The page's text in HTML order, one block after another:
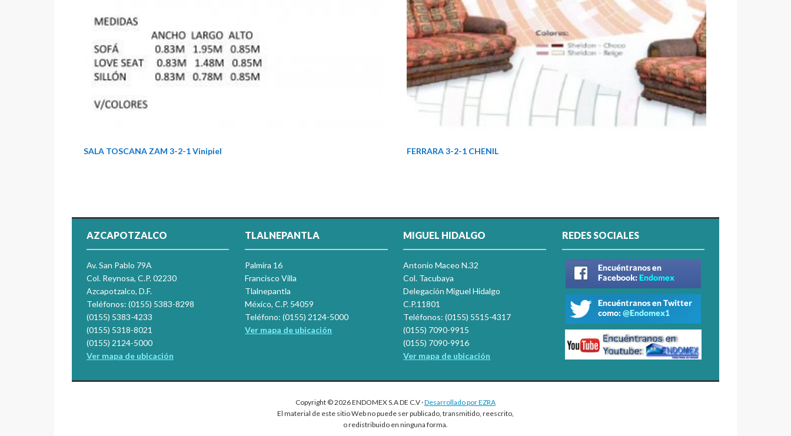
SALA TOSCANA ZAM 3-2-1 Vinipiel FERRARA 3-2-1 CHENIL
AZCAPOTZALCO
Av. San Pablo 79A
Col. Reynosa, C.P. 02230
Azcapotzalco, D.F.
Teléfonos: (0155) 5383-8298
(0155) 5383-4233
(0155) 5318-8021
(0155) 2124-5000
Ver mapa de ubicación
TLALNEPANTLA
Palmira 16
Francisco Villa
Tlalnepantla
México, C.P. 54059
Teléfono: (0155) 2124-5000
Ver mapa de ubicación
MIGUEL HIDALGO
Antonio Maceo N.32
Col. Tacubaya
Delegación Miguel Hidalgo
C.P.11801
Teléfonos: (0155) 5515-4317
(0155) 7090-9915
(0155) 7090-9916
Ver mapa de ubicación
REDES SOCIALES
Copyright © 2026 ENDOMEX S.A DE C.V ·Desarrollado por EZRA
El material de este sitio Web no puede ser publicado, transmitido, reescrito,
o redistribuido en ninguna forma.